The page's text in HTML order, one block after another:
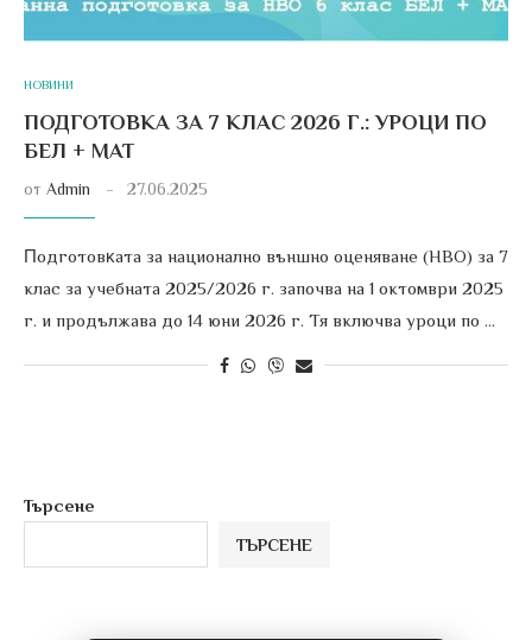
НОВИНИ
ПОДГОТОВКА ЗА 7 КЛАС 2026 Г.: УРОЦИ ПО
БЕЛ + МАТ
от Admin 27.06.2025
Πoдгoтoвĸaтa за национално външно оценяване (НВО) за 7
клас за учебната 2025/2026 г. започва на 1 октомври 2025
г. и продължава до 14 юни 2026 г. Тя включва уроци по …
Търсене
ТЪРСЕНЕ